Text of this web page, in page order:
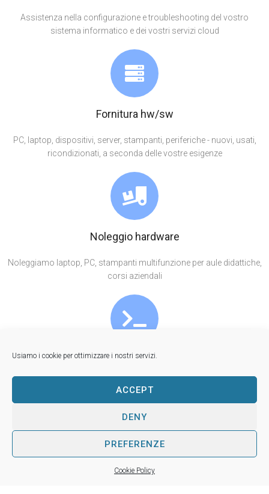
Usiamo i cookie per ottimizzare i nostri servizi.
ACCEPT
DENY
PREFERENZE
Cookie Policy
Assistenza nella configurazione e troubleshooting del vostro
sistema informatico e dei vostri servizi cloud
Fornitura hw/sw
PC, laptop, dispositivi, server, stampanti, periferiche - nuovi, usati,
ricondizionati, a seconda delle vostre esigenze
Noleggio hardware
Noleggiamo laptop, PC, stampanti multifunzione per aule didattiche,
corsi aziendali
Sviluppo software
Siti dalla semplice pagina di cortesia in HTML a CMS WordPress,
cliente